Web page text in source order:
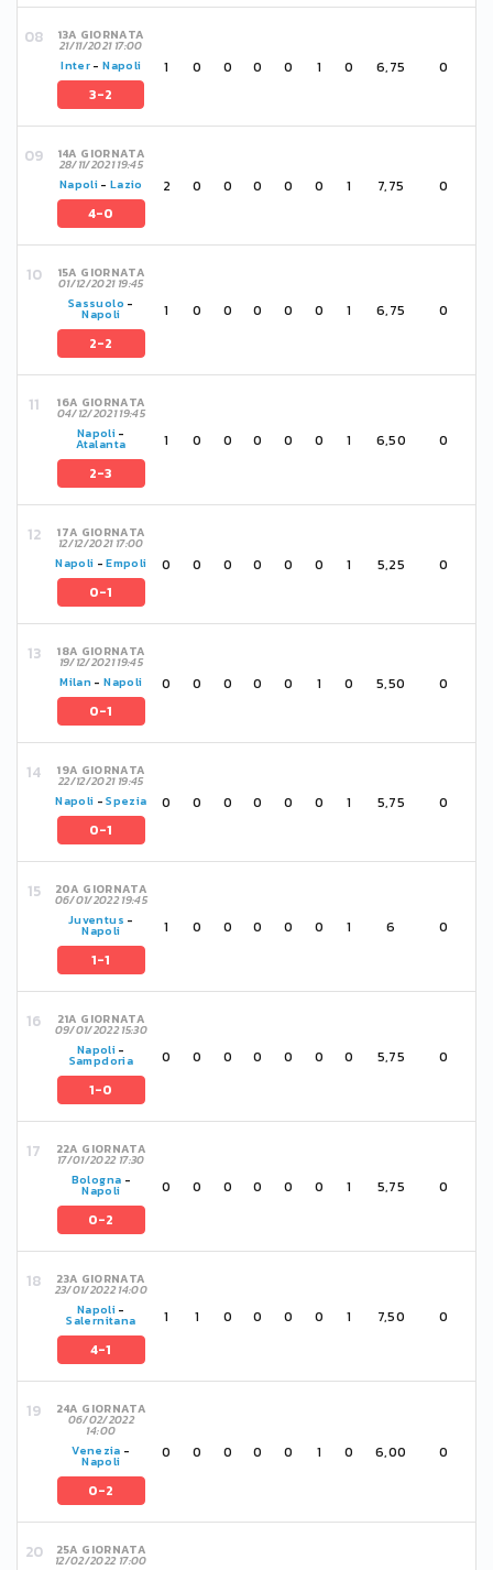
13A GIORNATA
21/11/2021 17:00
Inter -Napoli
3-2
1 0 0 0 0 1 0 6,75 0
14A GIORNATA
28/11/2021 19:45
Napoli -Lazio
4-0
2 0 0 0 0 0 1 7,75 0
15A GIORNATA
01/12/2021 19:45
Sassuolo -
Napoli
2-2
1 0 0 0 0 0 1 6,75 0
16A GIORNATA
04/12/2021 19:45
Napoli -
Atalanta
2-3
1 0 0 0 0 0 1 6,50 0
17A GIORNATA
12/12/2021 17:00
Napoli -Empoli
0-1
0 0 0 0 0 0 1 5,25 0
18A GIORNATA
19/12/2021 19:45
Milan -Napoli
0-1
0 0 0 0 0 1 0 5,50 0
19A GIORNATA
22/12/2021 19:45
Napoli -Spezia
0-1
0 0 0 0 0 0 1 5,75 0
20A GIORNATA
06/01/2022 19:45
Juventus -
Napoli
1-1
1 0 0 0 0 0 1 6 0
21A GIORNATA
09/01/2022 15:30
Napoli -
Sampdoria
1-0
0 0 0 0 0 0 0 5,75 0
22A GIORNATA
17/01/2022 17:30
Bologna -
Napoli
0-2
0 0 0 0 0 0 1 5,75 0
23A GIORNATA
23/01/2022 14:00
Napoli -
Salernitana
4-1
1 1 0 0 0 0 1 7,50 0
24A GIORNATA
06/02/2022
14:00
Venezia -
Napoli
0-2
0 0 0 0 0 1 0 6,00 0
25A GIORNATA
12/02/2022 17:00